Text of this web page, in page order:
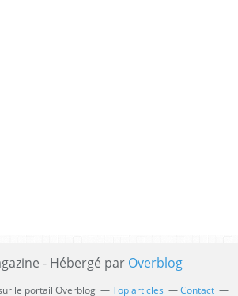
- Hébergé par Overblog
le portail Overblog Top articles Contact